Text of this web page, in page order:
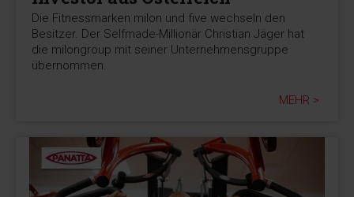
Die Fitnessmarken milon und five wechseln den
Besitzer. Der Selfmade-Millionär Christian Jäger hat
die milongroup mit seiner Unternehmensgruppe
übernommen.
MEHR >